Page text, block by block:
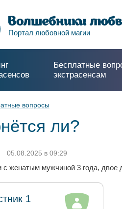
Портал любовной магии
Бесплатные
экстрасенсам
вопросы
ли?
05.08.2025 в 09:29
с женатым мужчиной 3 года, двое
1